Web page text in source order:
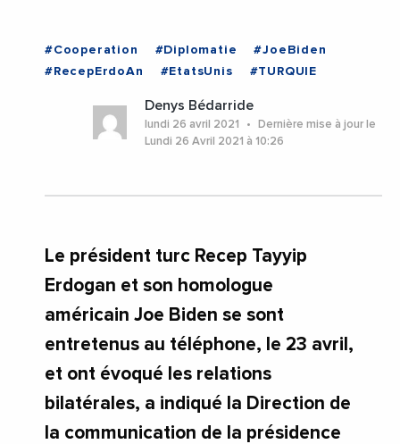
#Cooperation #Diplomatie
#JoeBiden
#RecepErdoAn
#EtatsUnis #TURQUIE
Denys Bédarride
lundi 26 avril 2021
Dernière mise à jour le
Lundi 26 Avril 2021 à 10:26
Le président turc Recep Tayyip
Erdogan et son homologue
américain Joe Biden se sont
entretenus au téléphone, le 23 avril,
et ont évoqué les relations
bilatérales, a indiqué la Direction de
la communication de la présidence